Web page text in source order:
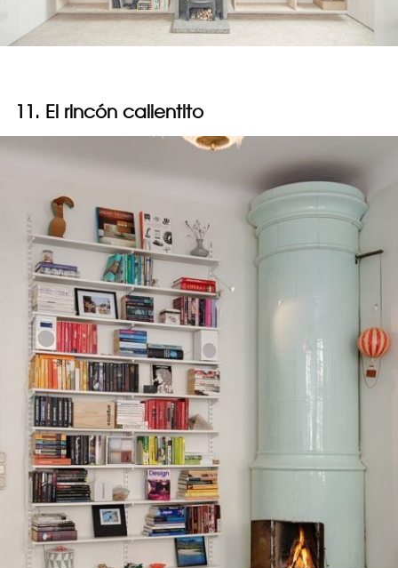
11. El rincón calientito